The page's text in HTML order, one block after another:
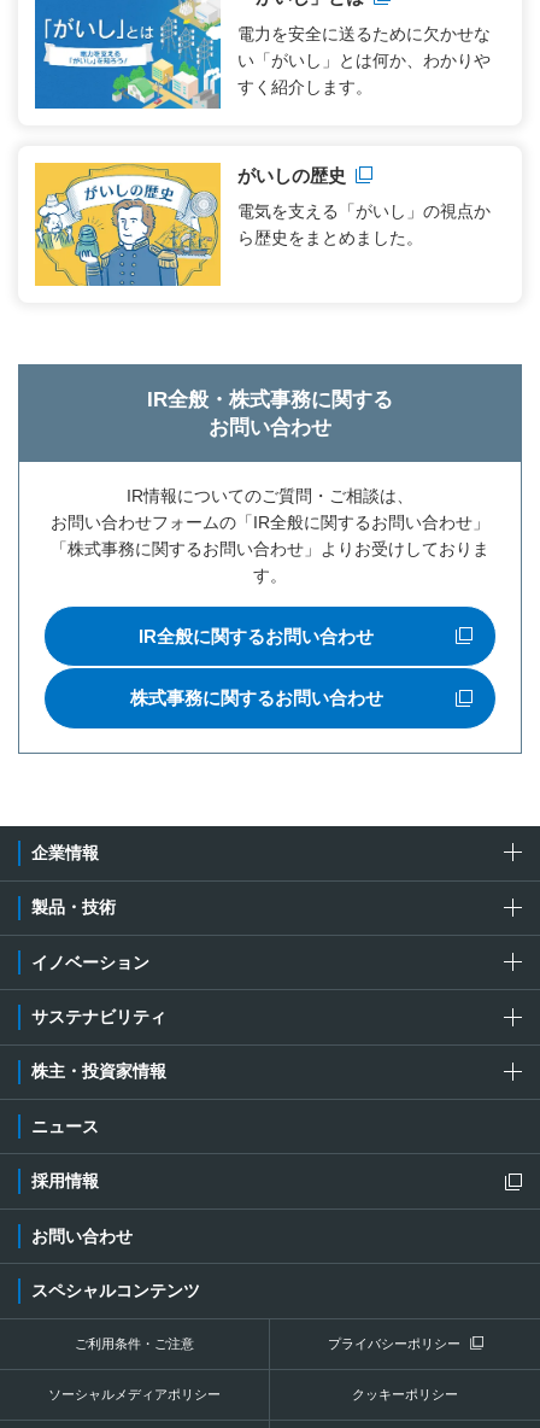
電力を安全に送るために欠かせな
い「がいし」とは何か、わかりや
すく紹介します。
がいしの歴史
電気を支える「がいし」の視点か
ら歴史をまとめました。
新規ウィンドウを開きます
IR全般・株式事務に関する
お問い合わせ
IR情報についてのご質問・ご相談は、
お問い合わせフォームの「IR全般に関するお問い合わせ」
「株式事務に関するお問い合わせ」よりお受けしておりま
す。
IR全般に関するお問い合わせ
新規ウィンドウを開きます
株式事務に関するお問い合わせ
新規ウィンドウを開きます
企業情報
製品・技術
イノベーション
サステナビリティ
株主・投資家情報
ニュース
採用情報
新規ウィンドウを開きます
お問い合わせ
スペシャルコンテンツ
ご利用条件・ご注意 プライバシーポリシー
新規ウィンドウを開き
ソーシャルメディアポリシー クッキーポリシー